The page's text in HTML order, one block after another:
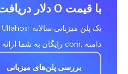
با قیمت 0 دلار دریافت کنید
دامنه .com رایگان به شما ارائه خواهیم داد!
بررسی پلن‌های میزبانی